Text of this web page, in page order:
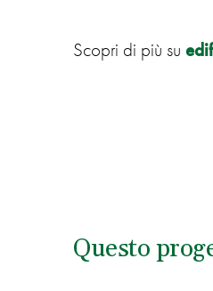
Scopri di più su
Questo